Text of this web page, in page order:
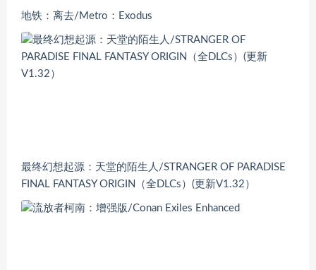
地铁：离去/Metro：Exodus
最终幻想起源：天堂的陌生人/STRANGER OF PARADISE
FINAL FANTASY ORIGIN（全DLCs）(更新V1.32）